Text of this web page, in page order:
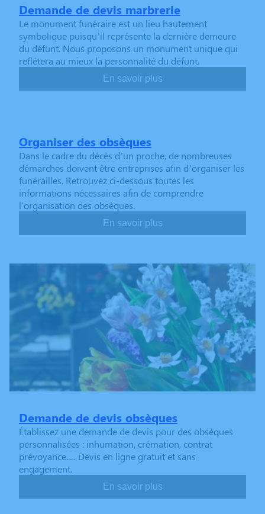
Demande de devis marbrerie
Le monument funéraire est un lieu hautement
symbolique puisqu’il représente la dernière demeure
du défunt. Nous proposons un monument unique qui
reflétera au mieux la personnalité du défunt.
En savoir plus
Organiser des obsèques
Dans le cadre du décès d’un proche, de nombreuses
démarches doivent être entreprises afin d’organiser les
funérailles. Retrouvez ci-dessous toutes les
informations nécessaires afin de comprendre
l'organisation des obsèques.
En savoir plus
Demande de devis obsèques
Établissez une demande de devis pour des obsèques
personnalisées : inhumation, crémation, contrat
prévoyance… Devis en ligne gratuit et sans
engagement.
En savoir plus